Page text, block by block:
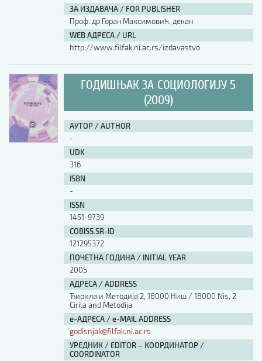
АУТОР / AUTHOR
ISBN
ЗА ИЗДАВАЧА / FOR PUBLISHER
Проф. др Горан Максимовић, декан
WEB АДРЕСА / URL
http://www.filfak.ni.ac.rs/izdavastvo
ГОДИШЊАК ЗА СОЦИОЛОГИЈУ 5
(2009)
АУТОР / AUTHOR
-
UDK
316
ISBN
-
ISSN
1451-9739
COBISS.SR-ID
121295372
ПОЧЕТНА ГОДИНА / INITIAL YEAR
2005
АДРЕСА / ADDRESS
Ћирила и Методија 2, 18000 Ниш / 18000 Nis, 2
Cirila and Metodija
е-АДРЕСА / e-MAIL ADDRESS
godisnjak@filfak.ni.ac.rs
УРЕДНИК / EDITOR – КООРДИНАТОР /
COORDINATOR